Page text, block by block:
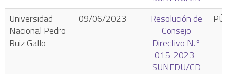
Universidad
Nacional Pedro
Ruiz Gallo
09/06/2023
Resolución de
Consejo
Directivo N.°
015-2023-
SUNEDU/CD